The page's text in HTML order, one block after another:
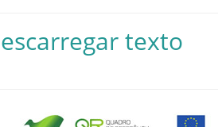
texto